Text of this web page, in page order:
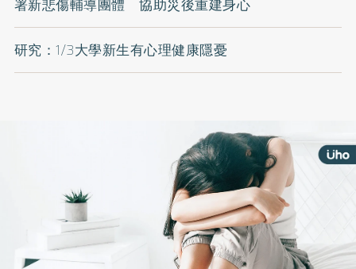
署新悲傷輔導團體 協助災後重建身心
研究：1/3大學新生有心理健康隱憂